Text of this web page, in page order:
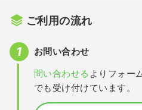
ご利用の流れ
お問い合わせ
問い合わせる よりフォー
でも受け付けています。